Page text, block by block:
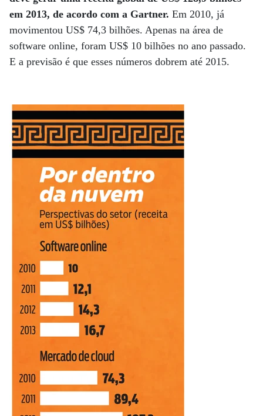
em 2013, de acordo com a Gartner. Em 2010, já
movimentou US$ 74,3 bilhões. Apenas na área de
software online, foram US$ 10 bilhões no ano passado.
E a previsão é que esses números dobrem até 2015.